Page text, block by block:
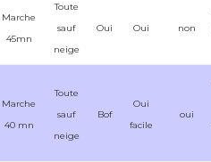
Marche
45mn
Toute
sauf
neige
Oui Oui non
Marche
40 mn
Toute
sauf
neige
Bof
Oui
facile
oui